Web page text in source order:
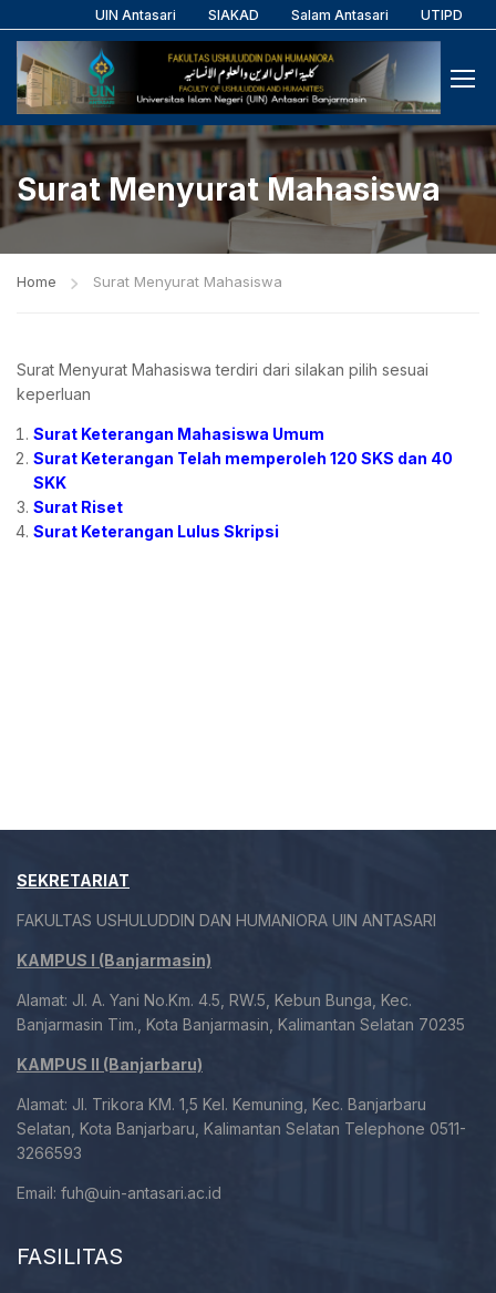
UIN Antasari SIAKAD Salam Antasari UTIPD
Surat Menyurat Mahasiswa
Home Surat Menyurat Mahasiswa
Surat Menyurat Mahasiswa terdiri dari silakan pilih sesuai
keperluan
Surat Keterangan Mahasiswa Umum
Surat Keterangan Telah memperoleh 120 SKS dan 40
SKK
Surat Riset
Surat Keterangan Lulus Skripsi
SEKRETARIAT
FAKULTAS USHULUDDIN DAN HUMANIORA UIN ANTASARI
KAMPUS I (Banjarmasin)
Alamat: Jl. A. Yani No.Km. 4.5, RW.5, Kebun Bunga, Kec.
Banjarmasin Tim., Kota Banjarmasin, Kalimantan Selatan 70235
KAMPUS II (Banjarbaru)
Alamat: Jl. Trikora KM. 1,5 Kel. Kemuning, Kec. Banjarbaru
Selatan, Kota Banjarbaru, Kalimantan Selatan Telephone 0511-
3266593
Email: fuh@uin-antasari.ac.id
FASILITAS